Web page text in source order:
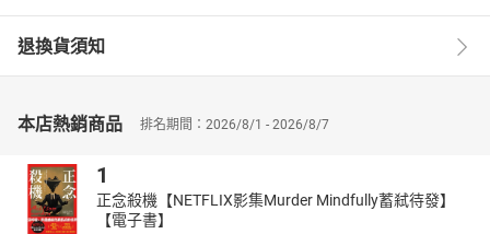
退換貨須知
本店熱銷商品 排名期間：2026/8/1 - 2026/8/7
1
正念殺機【NETFLIX影集Murder Mindfully蓄弒待發】
【電子書】